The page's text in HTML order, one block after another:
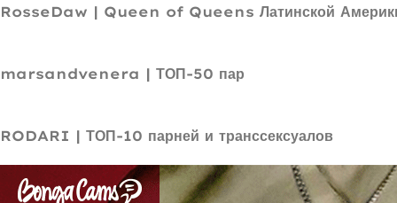
RosseDaw | Queen of Queens Латинской
marsandvenera | ТОП-50 пар
RODARI | ТОП-10 парней и транссексуалов